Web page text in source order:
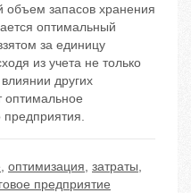
объем запасов хранения
оптимальный
за единицу
из учета не только
других
оптимальное
предприятия.
, оптимизация, затраты,
предприятие